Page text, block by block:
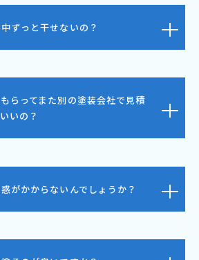
ずっと干せないの？
らってまた別の塗装会社で見積
いの？
がかからないんでしょうか？